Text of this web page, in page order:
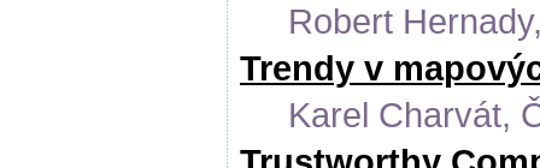
Robert
Trendy v
Karel Charvát,